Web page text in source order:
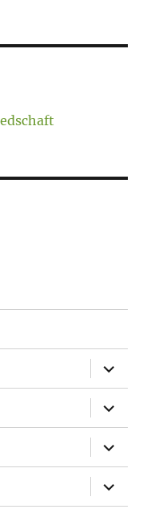
öffnen
öffnen
öffnen
öffnen